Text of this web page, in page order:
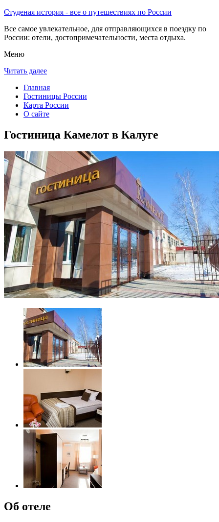
Студеная история - все о путешествиях по России
Все самое увлекательное, для отправляющихся в поездку по
России: отели, достопримечательности, места отдыха.
Меню
Читать далее
Главная
Гостиницы России
Карта России
О сайте
Гостиница Камелот в Калуге
Об отеле